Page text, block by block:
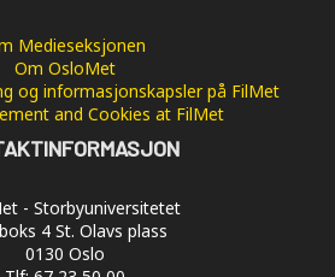
Medieseksjonen
Om OsloMet
og informasjonskapsler på FilMet
and Cookies at FilMet
- Storbyuniversitetet
4 St. Olavs plass
0130 Oslo